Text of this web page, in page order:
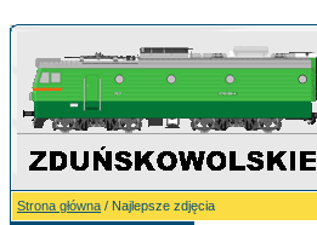
Strona główna / Najlepsze zdjęcia